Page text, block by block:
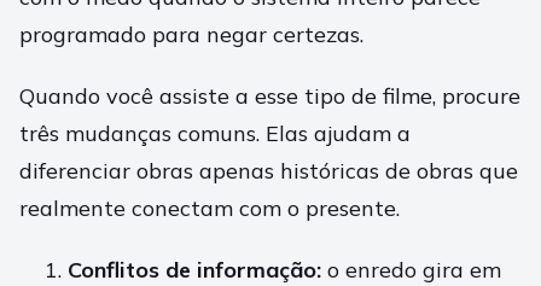
programado para negar certezas.
Quando você assiste a esse tipo de filme, procure
três mudanças comuns. Elas ajudam a
diferenciar obras apenas históricas de obras que
realmente conectam com o presente.
Conflitos de informação: o enredo gira em